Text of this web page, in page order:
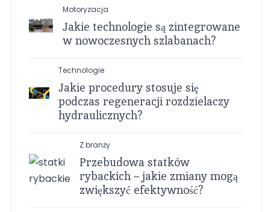
Motoryzacja
Jakie technologie są zintegrowane
w nowoczesnych szlabanach?
Technologie
Jakie procedury stosuje się
podczas regeneracji rozdzielaczy
hydraulicznych?
Z branży
Przebudowa statków
rybackich – jakie zmiany mogą
zwiększyć efektywność?